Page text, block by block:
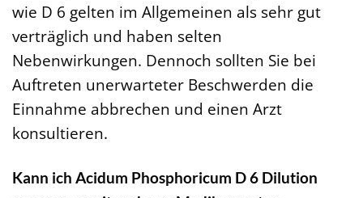
wie D 6 gelten im Allgemeinen als sehr gut
verträglich und haben selten
Nebenwirkungen. Dennoch sollten Sie bei
Auftreten unerwarteter Beschwerden die
Einnahme abbrechen und einen Arzt
konsultieren.
Kann ich Acidum Phosphoricum D 6 Dilution